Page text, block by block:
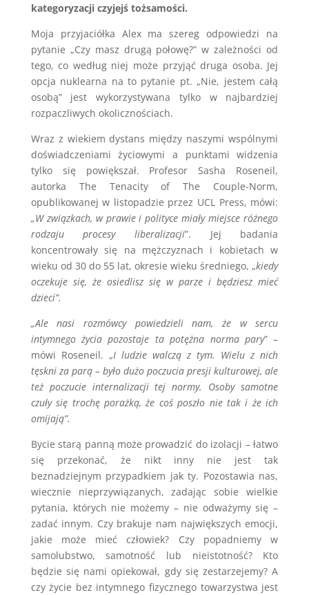
kategoryzacji czyjejś tożsamości.
Moja przyjaciółka Alex ma szereg odpowiedzi na
pytanie „Czy masz drugą połowę?” w zależności od
tego, co według niej może przyjąć druga osoba. Jej
opcja nuklearna na to pytanie pt. „Nie, jestem całą
osobą” jest wykorzystywana tylko w najbardziej
rozpaczliwych okolicznościach.
Wraz z wiekiem dystans między naszymi wspólnymi
doświadczeniami życiowymi a punktami widzenia
tylko się powiększał. Profesor Sasha Roseneil,
autorka The Tenacity of The Couple-Norm,
opublikowanej w listopadzie przez UCL Press, mówi:
„W związkach, w prawie i polityce miały miejsce różnego
rodzaju procesy liberalizacji”. Jej badania
koncentrowały się na mężczyznach i kobietach w
wieku od 30 do 55 lat, okresie wieku średniego, „kiedy
oczekuje się, że osiedlisz się w parze i będziesz mieć
dzieci”.
„Ale nasi rozmówcy powiedzieli nam, że w sercu
intymnego życia pozostaje ta potężna norma pary” –
mówi Roseneil. „I ludzie walczą z tym. Wielu z nich
tęskni za parą – było dużo poczucia presji kulturowej, ale
też poczucie internalizacji tej normy. Osoby samotne
czuły się trochę porażką, że coś poszło nie tak i że ich
omijają”.
Bycie starą panną może prowadzić do izolacji – łatwo
się przekonać, że nikt inny nie jest tak
beznadziejnym przypadkiem jak ty. Pozostawia nas,
wiecznie nieprzywiązanych, zadając sobie wielkie
pytania, których nie możemy – nie odważymy się –
zadać innym. Czy brakuje nam największych emocji,
jakie może mieć człowiek? Czy popadniemy w
samolubstwo, samotność lub nieistotność? Kto
będzie się nami opiekował, gdy się zestarzejemy? A
czy życie bez intymnego fizycznego towarzystwa jest